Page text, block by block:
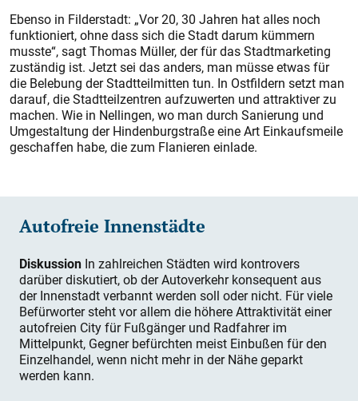
Ebenso in Filderstadt: „Vor 20, 30 Jahren hat alles noch
funktioniert, ohne dass sich die Stadt darum kümmern
musste“, sagt Thomas Müller, der für das Stadtmarketing
zuständig ist. Jetzt sei das anders, man müsse etwas für
die Belebung der Stadtteilmitten tun. In Ostfildern setzt man
darauf, die Stadtteilzentren aufzuwerten und attraktiver zu
machen. Wie in Nellingen, wo man durch Sanierung und
Umgestaltung der Hindenburgstraße eine Art Einkaufsmeile
geschaffen habe, die zum Flanieren einlade.
Autofreie Innenstädte
Diskussion In zahlreichen Städten wird kontrovers
darüber diskutiert, ob der Autoverkehr konsequent aus
der Innenstadt verbannt werden soll oder nicht. Für viele
Befürworter steht vor allem die höhere Attraktivität einer
autofreien City für Fußgänger und Radfahrer im
Mittelpunkt, Gegner befürchten meist Einbußen für den
Einzelhandel, wenn nicht mehr in der Nähe geparkt
werden kann.